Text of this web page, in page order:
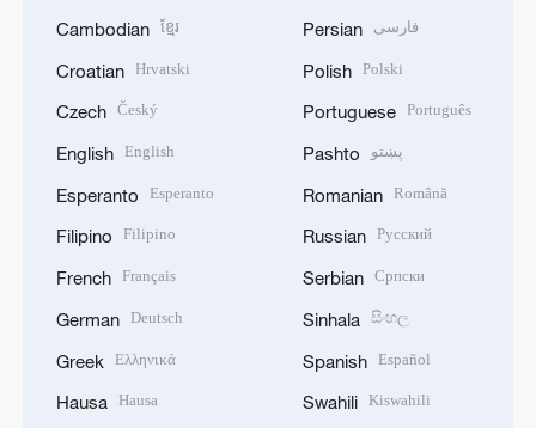
Cambodian ខ្មែរ
Croatian Hrvatski
Czech Český
English English
Esperanto Esperanto
Filipino Filipino
French Français
German Deutsch
Greek Ελληνικά
Hausa Hausa
Persian فارسی
Polish Polski
Portuguese Português
Pashto پښتو
Romanian Română
Russian Русский
Serbian Српски
Sinhala සිංහල
Spanish Español
Swahili Kiswahili